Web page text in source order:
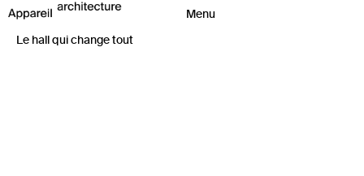
Le hall qui change tout